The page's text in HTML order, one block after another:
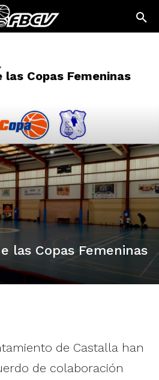
Copas Femeninas
las Copas Femeninas
de Castalla han
de colaboración